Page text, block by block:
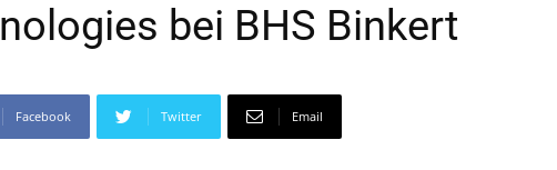
bei BHS Binkert
Facebook Twitter Email